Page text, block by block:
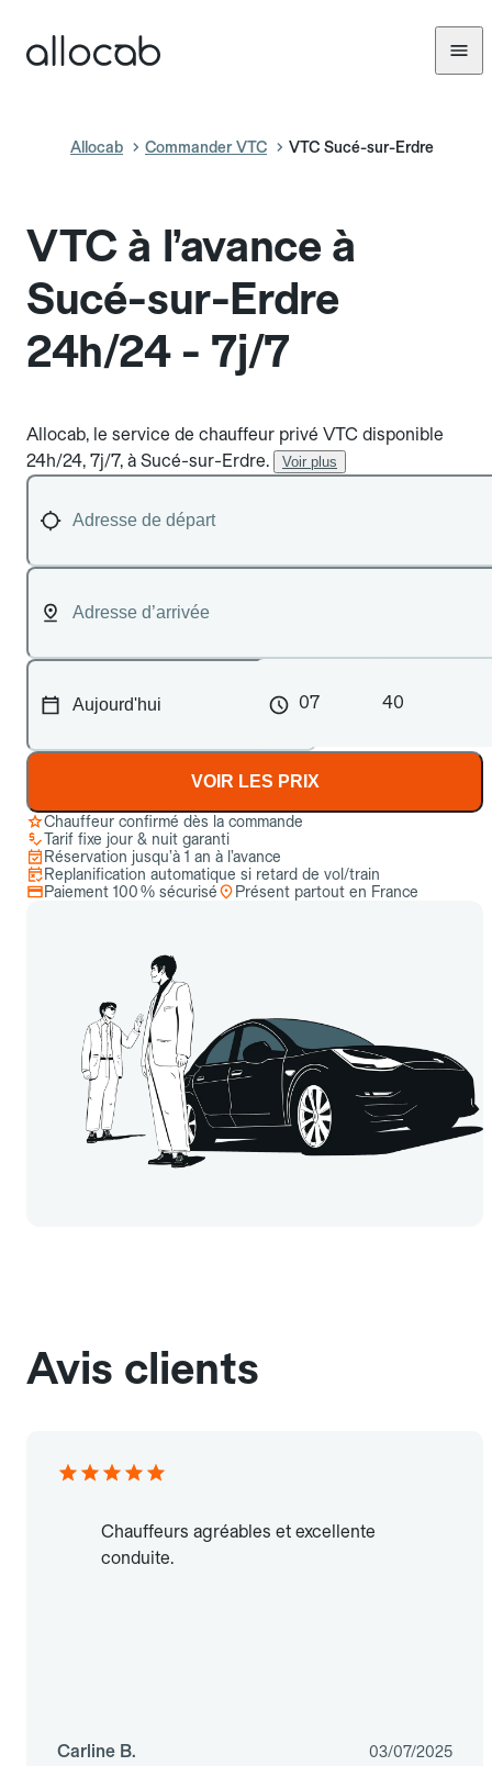
Allocab Commander VTC VTC Sucé-sur-Erdre
VTC à l’avance à
Sucé-sur-Erdre
24h/24 - 7j/7
Allocab, le service de chauffeur privé VTC disponible
24h/24, 7j/7, à Sucé-sur-Erdre.
Voir plus
07 40
VOIR LES PRIX
Chauffeur confirmé dès la commande
Tarif fixe jour & nuit garanti
Réservation jusqu’à 1 an à l’avance
Replanification automatique si retard de vol/train
Paiement 100 % sécurisé
Présent partout en France
Avis clients
Chauffeurs agréables et excellente
conduite.
Carline B. 03/07/2025